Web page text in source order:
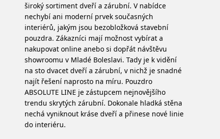
široký sortiment dveří a zárubní. V nabídce
nechybí ani moderní prvek současných
interiérů, jakým jsou bezobložková stavební
pouzdra. Zákazníci mají možnost vybírat a
nakupovat online anebo si dopřát návštěvu
showroomu v Mladé Boleslavi. Tady je k vidění
na sto dvacet dveří a zárubní, v nichž je snadné
najít řešení naprosto na míru. Pouzdro
ABSOLUTE LINE je zástupcem nejnovějšího
trendu skrytých zárubní. Dokonale hladká stěna
nechá vyniknout kráse dveří a přinese nové linie
do interiéru.